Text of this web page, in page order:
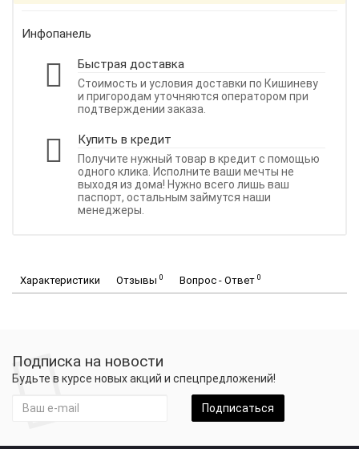
Инфопанель
Быстрая доставка
Стоимость и условия доставки по Кишиневу
и пригородам уточняются оператором при
подтверждении заказа.
Купить в кредит
Получите нужный товар в кредит с помощью
одного клика. Исполните ваши мечты не
выходя из дома! Нужно всего лишь ваш
паспорт, остальным займутся наши
менеджеры.
Характеристики Отзывы 0 Вопрос - Ответ 0
Подписка на новости
Будьте в курсе новых акций и спецпредложений!
Подписаться